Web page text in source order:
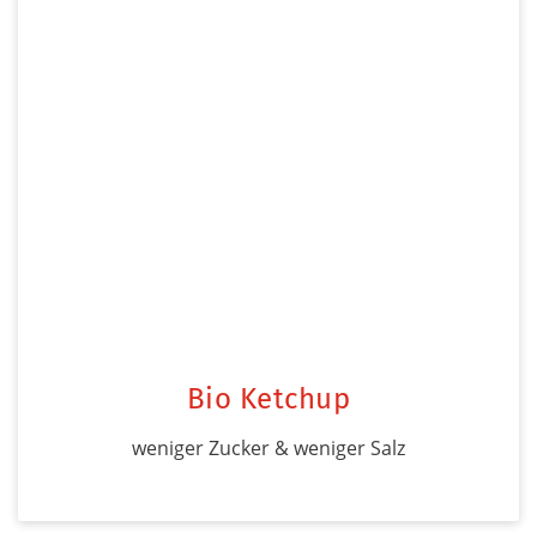
Bio Ketchup
weniger Zucker & weniger Salz